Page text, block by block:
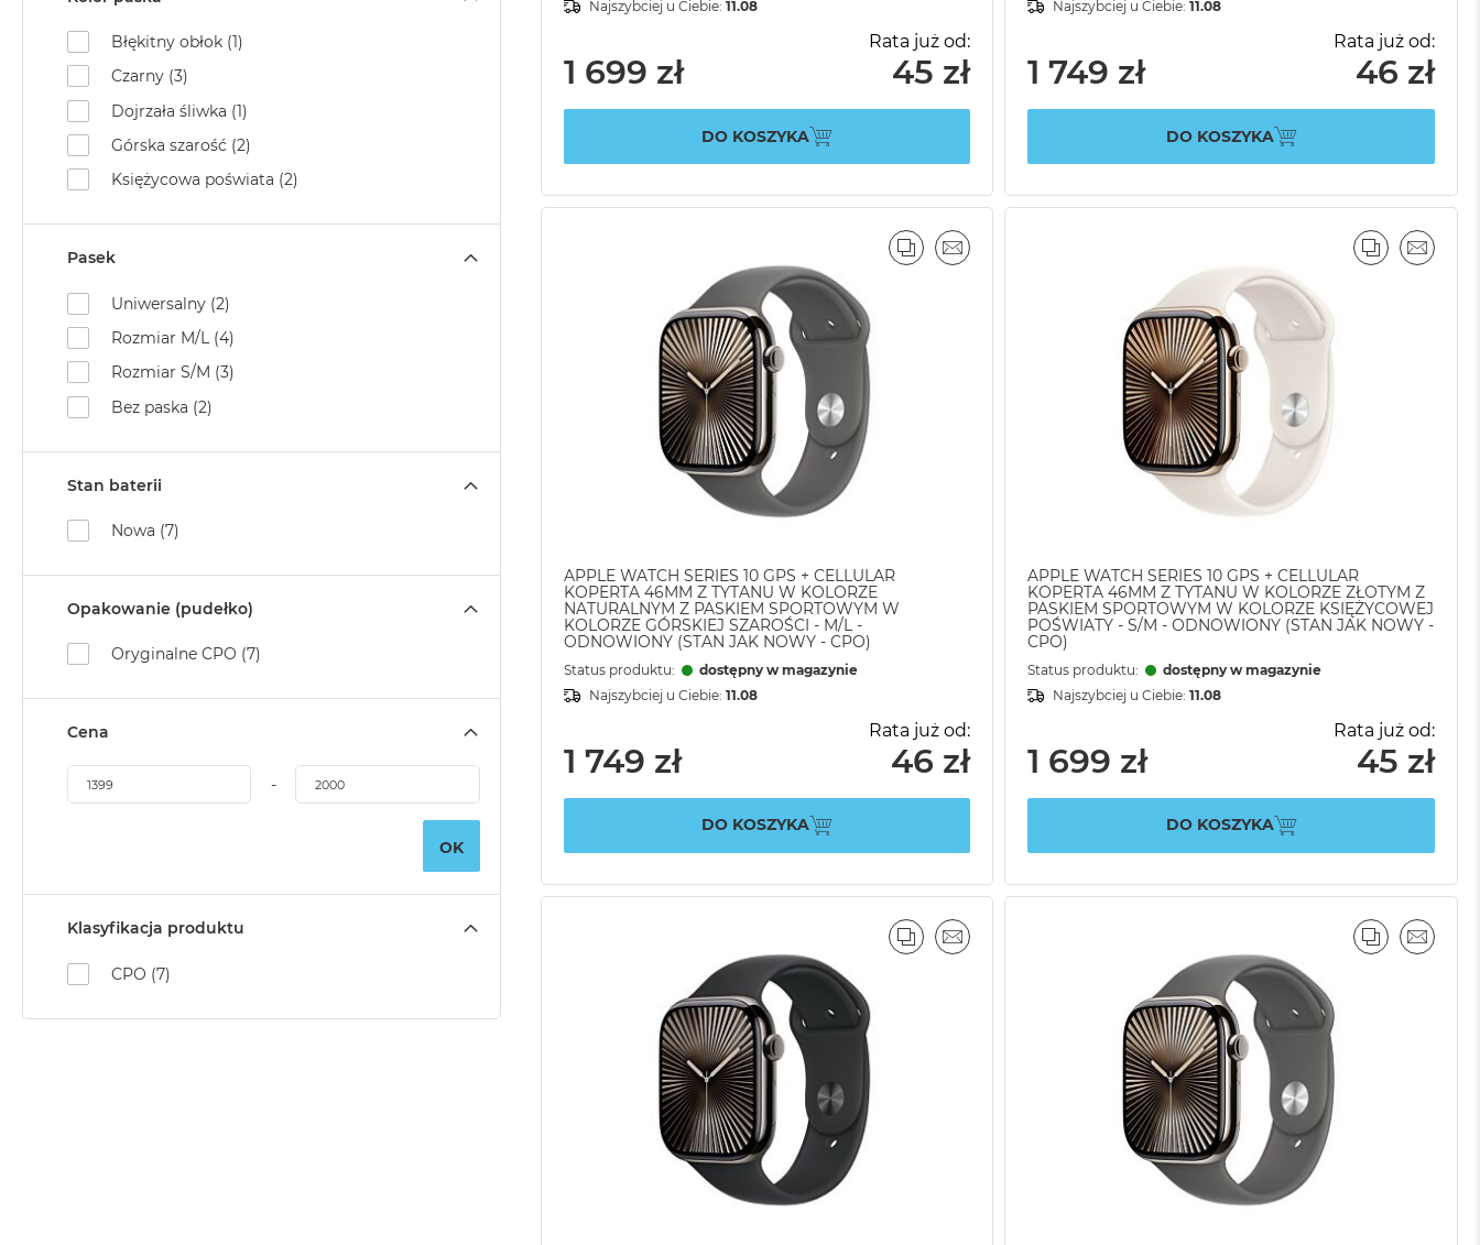
Najszybciej u Ciebie: 11.08
1 699 zł
Rata już od:
45 zł
DO KOSZYKA
Najszybciej u Ciebie:11.08
1 749 zł
Rata już od:
46 zł
DO KOSZYKA
APPLE WATCH SERIES 10 GPS + CELLULAR
KOPERTA 46MM Z TYTANU W KOLORZE
NATURALNYM Z PASKIEM SPORTOWYM W
KOLORZE GÓRSKIEJ SZAROŚCI - M/L -
ODNOWIONY (STAN JAK NOWY - CPO)
Status produktu:
dostępny w magazynie
Najszybciej u Ciebie: 11.08
1 749 zł
Rata już od:
46 zł
DO KOSZYKA
PORÓWNAJ
EMAIL
APPLE WATCH SERIES 10 GPS + CELLULAR
KOPERTA 46MM Z TYTANU W KOLORZE ZŁOTYM Z
PASKIEM SPORTOWYM W KOLORZE KSIĘŻYCOWEJ
POŚWIATY - S/M - ODNOWIONY (STAN JAK NOWY -
CPO)
Status produktu:
dostępny w magazynie
Najszybciej u Ciebie:11.08
1 699 zł
Rata już od:
45 zł
DO KOSZYKA
PORÓWNAJ
EMAIL
PORÓWNAJ
EMAIL PORÓWNAJ
EMAIL
Błękitny obłok (1)
Czarny (3)
Dojrzała śliwka (1)
Górska szarość (2)
Księżycowa poświata (2)
Pasek
Uniwersalny (2)
Rozmiar M/L (4)
Rozmiar S/M (3)
Bez paska (2)
Stan baterii
Nowa (7)
Opakowanie (pudełko)
Oryginalne CPO (7)
Cena
-
OK
Klasyfikacja produktu
CPO (7)